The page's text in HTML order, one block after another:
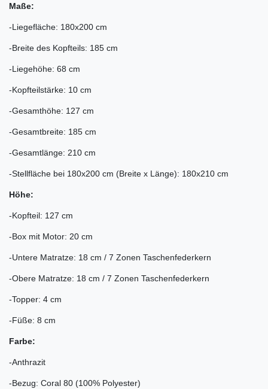
Maße:
-Liegefläche: 180x200 cm
-Breite des Kopfteils: 185 cm
-Liegehöhe: 68 cm
-Kopfteilstärke: 10 cm
-Gesamthöhe: 127 cm
-Gesamtbreite: 185 cm
-Gesamtlänge: 210 cm
-Stellfläche bei 180x200 cm (Breite x Länge): 180x210 cm
Höhe:
-Kopfteil: 127 cm
-Box mit Motor: 20 cm
-Untere Matratze: 18 cm / 7 Zonen Taschenfederkern
-Obere Matratze: 18 cm / 7 Zonen Taschenfederkern
-Topper: 4 cm
-Füße: 8 cm
Farbe:
-Anthrazit
-Bezug: Coral 80 (100% Polyester)